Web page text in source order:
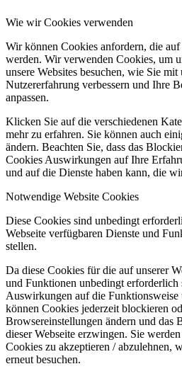
Wie wir Cookies verwenden
Wir können Cookies anfordern, die
werden. Wir verwenden Cookies, um
unsere Websites besuchen, wie Sie
Nutzererfahrung verbessern und Ihre
anpassen.
Klicken Sie auf die verschiedenen
mehr zu erfahren. Sie können auch
ändern. Beachten Sie, dass das
Cookies Auswirkungen auf Ihre
und auf die Dienste haben kann, die
Notwendige Website Cookies
Diese Cookies sind unbedingt
Webseite verfügbaren Dienste und
stellen.
Da diese Cookies für die auf unserer
und Funktionen unbedingt
Auswirkungen auf die Funktionsweise
können Cookies jederzeit blockieren
Browsereinstellungen ändern und das
dieser Webseite erzwingen. Sie
Cookies zu akzeptieren / abzulehnen,
erneut besuchen.